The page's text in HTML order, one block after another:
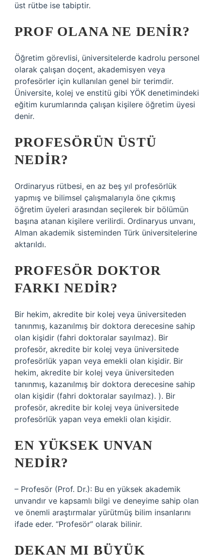
üst rütbe ise tabiptir.
PROF OLANA NE DENIR?
Öğretim görevlisi, üniversitelerde kadrolu personel
olarak çalışan doçent, akademisyen veya
profesörler için kullanılan genel bir terimdir.
Üniversite, kolej ve enstitü gibi YÖK denetimindeki
eğitim kurumlarında çalışan kişilere öğretim üyesi
denir.
PROFESÖRÜN ÜSTÜ
NEDIR?
Ordinaryus rütbesi, en az beş yıl profesörlük
yapmış ve bilimsel çalışmalarıyla öne çıkmış
öğretim üyeleri arasından seçilerek bir bölümün
başına atanan kişilere verilirdi. Ordinaryus unvanı,
Alman akademik sisteminden Türk üniversitelerine
aktarıldı.
PROFESÖR DOKTOR
FARKI NEDIR?
Bir hekim, akredite bir kolej veya üniversiteden
tanınmış, kazanılmış bir doktora derecesine sahip
olan kişidir (fahri doktoralar sayılmaz). Bir
profesör, akredite bir kolej veya üniversitede
profesörlük yapan veya emekli olan kişidir. Bir
hekim, akredite bir kolej veya üniversiteden
tanınmış, kazanılmış bir doktora derecesine sahip
olan kişidir (fahri doktoralar sayılmaz). ). Bir
profesör, akredite bir kolej veya üniversitede
profesörlük yapan veya emekli olan kişidir.
EN YÜKSEK UNVAN
NEDIR?
– Profesör (Prof. Dr.): Bu en yüksek akademik
unvandır ve kapsamlı bilgi ve deneyime sahip olan
ve önemli araştırmalar yürütmüş bilim insanlarını
ifade eder. “Profesör” olarak bilinir.
DEKAN MI BÜYÜK